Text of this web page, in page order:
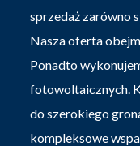
sprzedaż zarówno
Nasza oferta
Ponadto
fotowoltaicznych.
do szerokiego
kompleksowe